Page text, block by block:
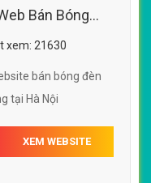
Bán Bóng
nghiệp chuẩn
xem: 21630
bán bóng đèn
tại Hà Nội
XEM WEBSITE